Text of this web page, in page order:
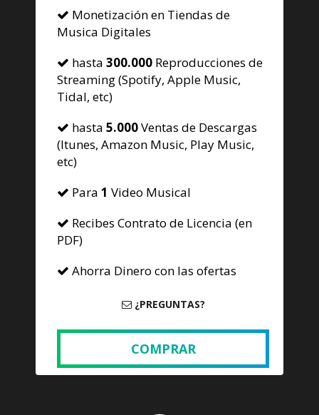
Monetización en Tiendas de
Musica Digitales
hasta 300.000 Reproducciones de
Streaming (Spotify, Apple Music,
Tidal, etc)
hasta 5.000Ventas de Descargas
(Itunes, Amazon Music, Play Music,
etc)
Para 1 Video Musical
Recibes Contrato de Licencia (en
PDF)
Ahorra Dinero con las ofertas
¿PREGUNTAS?
COMPRAR